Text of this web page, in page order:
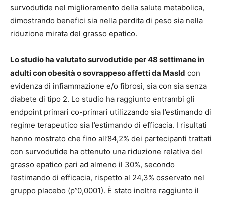
survodutide nel miglioramento della salute metabolica,
dimostrando benefici sia nella perdita di peso sia nella
riduzione mirata del grasso epatico.
Lo studio ha valutato survodutide per 48 settimane in
adulti con obesità o sovrappeso affetti da Masld con
evidenza di infiammazione e/o fibrosi, sia con sia senza
diabete di tipo 2. Lo studio ha raggiunto entrambi gli
endpoint primari co-primari utilizzando sia l’estimando di
regime terapeutico sia l’estimando di efficacia. I risultati
hanno mostrato che fino all’84,2% dei partecipanti trattati
con survodutide ha ottenuto una riduzione relativa del
grasso epatico pari ad almeno il 30%, secondo
l’estimando di efficacia, rispetto al 24,3% osservato nel
gruppo placebo (p”0,0001). È stato inoltre raggiunto il